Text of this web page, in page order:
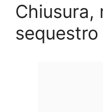
Chiusura,